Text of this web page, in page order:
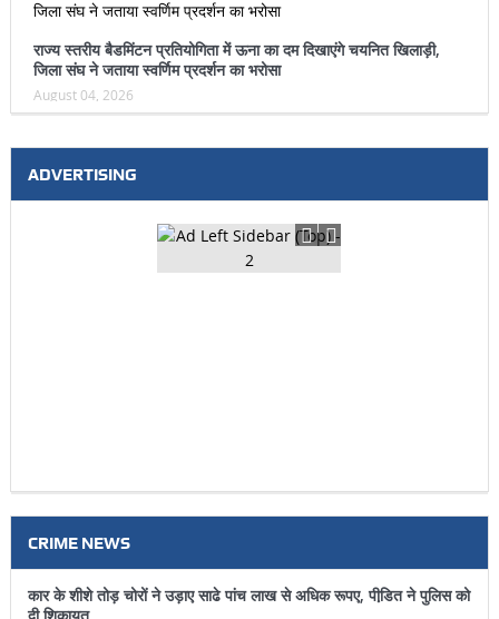
राज्य स्तरीय बैडमिंटन प्रतियोगिता में ऊना का दम दिखाएंगे चयनित खिलाड़ी,
जिला संघ ने जताया स्वर्णिम प्रदर्शन का भरोसा
August 04, 2026
ADVERTISING
CRIME NEWS
कार के शीशे तोड़ चोरों ने उड़ाए साढे पांच लाख से अधिक रूपए, पीडि़त ने पुलिस को